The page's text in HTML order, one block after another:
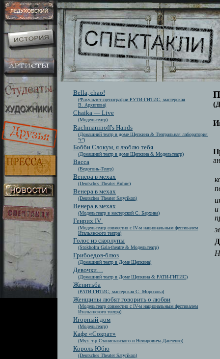
Bella, chao!
(Факультет сценографии РУТИ-ГИТИС, мастерская
В. Архипова)
Chaika — Live
(Модельтеатр)
Rachmaninoff's Hands
(Домашний театр в доме Щепкина & Театральная лаборатория
“t”)
Бобби Слокум, я люблю тебя
(Домашний театр в доме Щепкина & Модельтеатр)
Васса
(Ведогонь-Театр)
Венера в мехах
(Deutsches Theater Buhne)
Венера в мехах
(Deutsches Theater Satyrikon)
Венера в мехах
(Модельтеатр в мастерской С. Бархина)
Генрих IV
(Модельтеатр совместно с IV-м национальным фестивалем
Итальянского театра)
Голос из скорлупы
(Stokholm Gala-theatre & Модельтеатр)
Грибоедов-блюз
(Домашний театр в Доме Щепкина)
Девочки…
(Домашний театр в Доме Щепкина & РАТИ-ГИТИС)
Женитьба
(РАТИ-ГИТИС, мастерская С. Морозова)
Женщины любят говорить о любви
(Модельтеатр совместно с IV-м национальным фестивалем
Итальянского театра)
Игорный дом
(Модельтеатр)
Кафе «Сократ»
(Муз. т-р Станиславского и Немировича-Данченко)
Король Юбю
(Deutsches Theater Satyrikon)